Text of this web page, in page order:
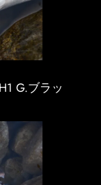
G.ブラッ